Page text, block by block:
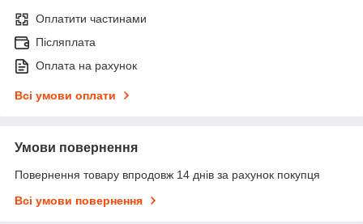
Оплатити частинами
Післяплата
Оплата на рахунок
Всі умови оплати
Умови повернення
Повернення товару впродовж 14 днів за рахунок покупця
Всі умови повернення